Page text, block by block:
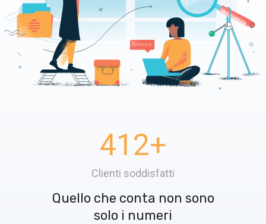
412+
Clienti soddisfatti
Quello che conta non sono
solo i numeri